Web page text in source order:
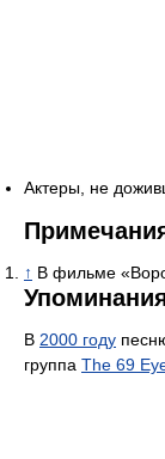
Актеры, не
↑ В фильме
В 2000 году
группа The 69